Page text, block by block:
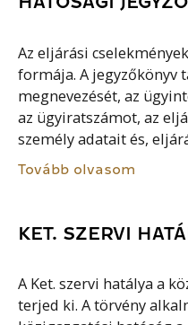
Az eljárási
formája. A jegyzőkönyv
megnevezését, az
az ügyiratszámot, az
személy adatait és,
Tovább olvasom
KET. SZERVI
A Ket. szervi hatálya a
terjed ki. A törvény